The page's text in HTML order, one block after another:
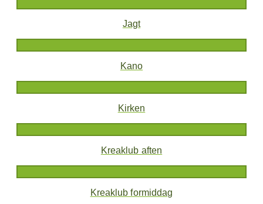
Jagt
Kano
Kirken
Kreaklub aften
Kreaklub formiddag